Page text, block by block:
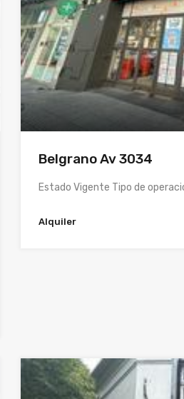
Belgrano Av 3034
Estado Vigente Tipo de
Alquiler